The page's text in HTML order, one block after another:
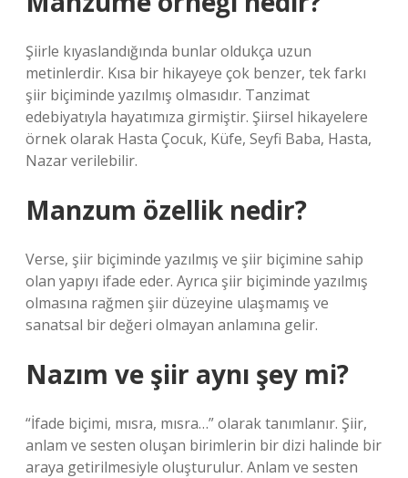
Şiirle kıyaslandığında bunlar oldukça uzun
metinlerdir. Kısa bir hikayeye çok benzer, tek farkı
şiir biçiminde yazılmış olmasıdır. Tanzimat
edebiyatıyla hayatımıza girmiştir. Şiirsel hikayelere
örnek olarak Hasta Çocuk, Küfe, Seyfi Baba, Hasta,
Nazar verilebilir.
Manzum özellik nedir?
Verse, şiir biçiminde yazılmış ve şiir biçimine sahip
olan yapıyı ifade eder. Ayrıca şiir biçiminde yazılmış
olmasına rağmen şiir düzeyine ulaşmamış ve
sanatsal bir değeri olmayan anlamına gelir.
Nazım ve şiir aynı şey mi?
“İfade biçimi, mısra, mısra…” olarak tanımlanır. Şiir,
anlam ve sesten oluşan birimlerin bir dizi halinde bir
araya getirilmesiyle oluşturulur. Anlam ve sesten